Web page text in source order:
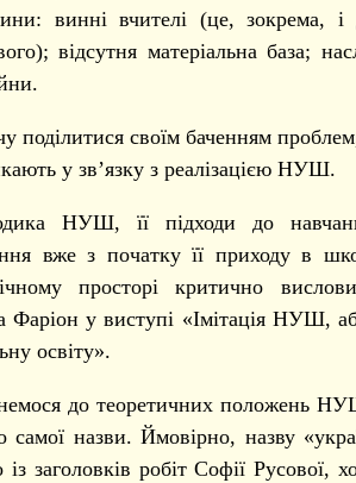
винні вчителі (це, зокрема, і
відсутня матеріальна база;
поділитися своїм баченням
у зв’язку з реалізацією НУШ.
НУШ, її підходи до
вже з початку її приходу в
просторі критично
Фаріон у виступі «Імітація НУШ,
освіту».
до теоретичних положень
назви. Ймовірно, назву
із заголовків робіт Софії Русової,